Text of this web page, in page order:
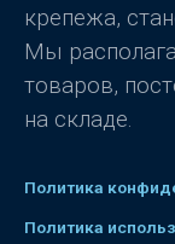
крепежа,
Мы
товаров,
на складе.
Политика
Политика